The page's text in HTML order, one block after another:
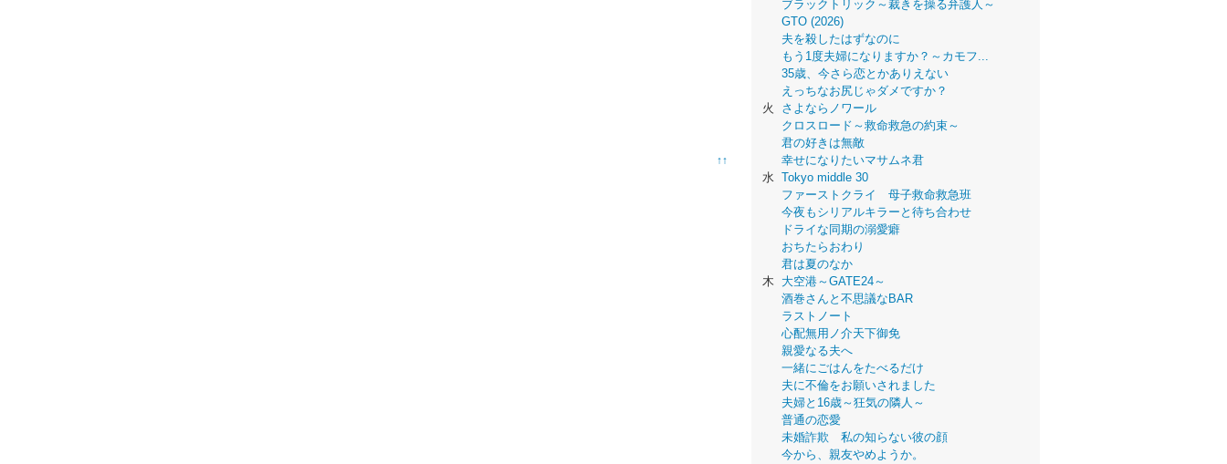
↑↑
ブラックトリック～裁きを操る弁護人～
GTO (2026)
夫を殺したはずなのに
もう1度夫婦になりますか？～カモフ...
35歳、今さら恋とかありえない
えっちなお尻じゃダメですか？
火
さよならノワール
クロスロード～救命救急の約束～
君の好きは無敵
幸せになりたいマサムネ君
水 Tokyo middle 30
ファーストクライ 母子救命救急班
今夜もシリアルキラーと待ち合わせ
ドライな同期の溺愛癖
おちたらおわり
君は夏のなか
木
大空港～GATE24～
酒巻さんと不思議なBAR
ラストノート
心配無用ノ介天下御免
親愛なる夫へ
一緒にごはんをたべるだけ
夫に不倫をお願いされました
夫婦と16歳～狂気の隣人～
普通の恋愛
未婚詐欺 私の知らない彼の顔
今から、親友やめようか。